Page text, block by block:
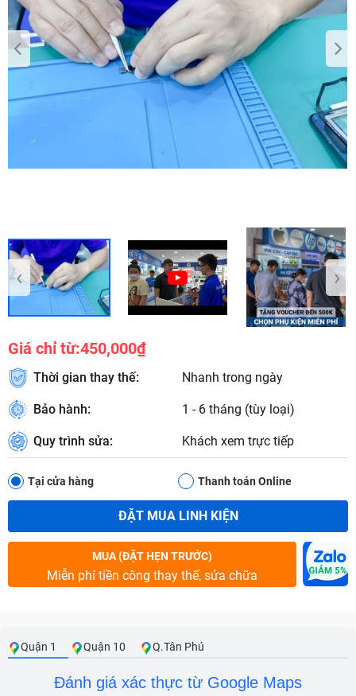
‹ ›
Giá chỉ từ:450,000₫
Thời gian thay thế: Nhanh trong ngày
Bảo hành: 1 - 6 tháng (tùy loại)
Quy trình sửa: Khách xem trực tiếp
Tại cửa hàng Thanh toán Online
ĐẶT MUA LINH KIỆN
MUA (ĐẶT HẸN TRƯỚC)
Miễn phí tiền công thay thế, sửa chữa
Quận 1 Quận 10 Q.Tân Phú
Đánh giá xác thực từ Google Maps